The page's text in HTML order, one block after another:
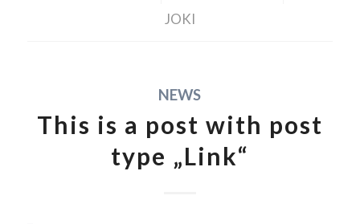
JOKI
NEWS
This is a post with post
type „Link“